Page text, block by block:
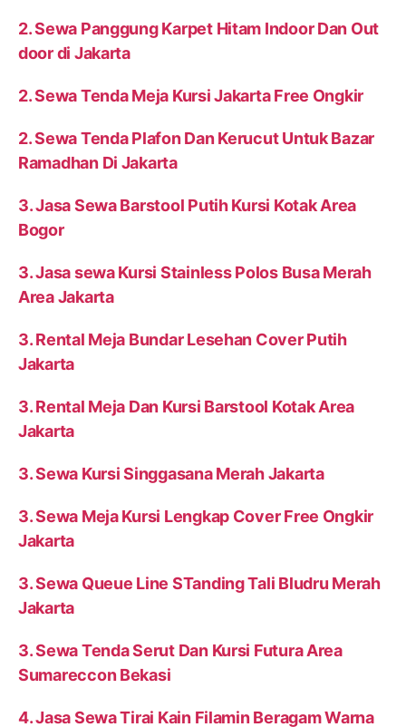
2. Sewa Panggung Karpet Hitam Indoor Dan Out
door di Jakarta
2. Sewa Tenda Meja Kursi Jakarta Free Ongkir
2. Sewa Tenda Plafon Dan Kerucut Untuk Bazar
Ramadhan Di Jakarta
3. Jasa Sewa Barstool Putih Kursi Kotak Area
Bogor
3. Jasa sewa Kursi Stainless Polos Busa Merah
Area Jakarta
3. Rental Meja Bundar Lesehan Cover Putih
Jakarta
3. Rental Meja Dan Kursi Barstool Kotak Area
Jakarta
3. Sewa Kursi Singgasana Merah Jakarta
3. Sewa Meja Kursi Lengkap Cover Free Ongkir
Jakarta
3. Sewa Queue Line STanding Tali Bludru Merah
Jakarta
3. Sewa Tenda Serut Dan Kursi Futura Area
Sumareccon Bekasi
4. Jasa Sewa Tirai Kain Filamin Beragam Warna